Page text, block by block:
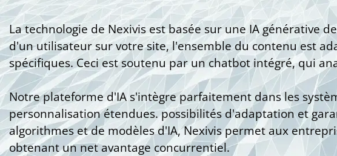
La technologie de Nexivis est basée sur une IA
d'un utilisateur sur votre site, l'ensemble du contenu est
spécifiques. Ceci est soutenu par un chatbot intégré, qui
Notre plateforme d'IA s'intègre parfaitement dans les
personnalisation étendues. possibilités d'adaptation et
algorithmes et de modèles d'IA, Nexivis permet aux
obtenant un net avantage concurrentiel.